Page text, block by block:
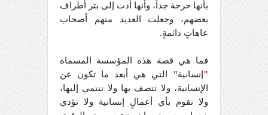
بأنها حرجة جداً، وأنها أدت إلى بتر أطراف
بعضهم، وجعلت العديد منهم أصحاب
عاهاتٍ دائمةٍ.
فما هي قصة هذه المؤسسة المسماة
" إنسانية" التي هي أبعد ما تكون عن
الإنسانية، ولا تتصف بها ولا تنتمي إليها،
ولا تقوم بأي أعمالٍ إنسانية ولا تؤدي